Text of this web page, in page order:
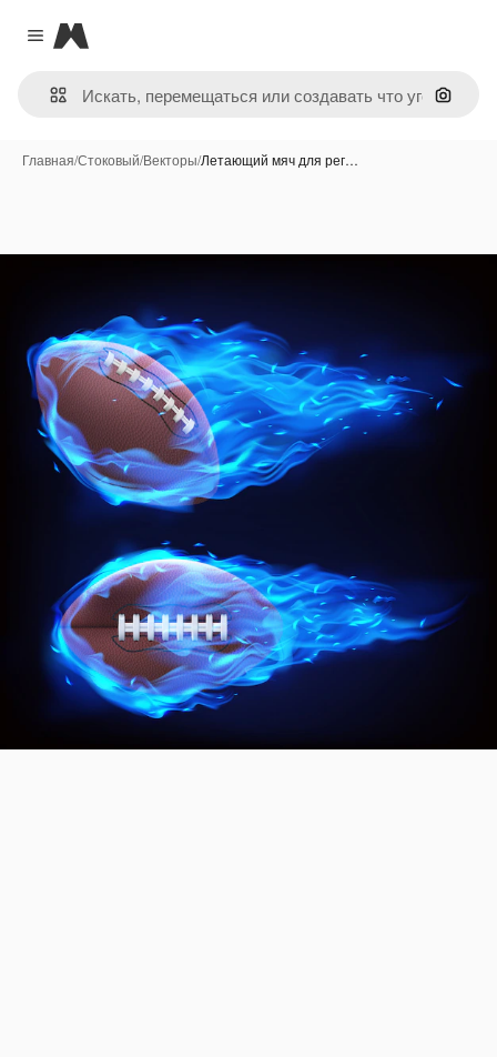
Close menu
Magnific
Поиск
Главная/Стоковый/Векторы/Летающий мяч для рег…